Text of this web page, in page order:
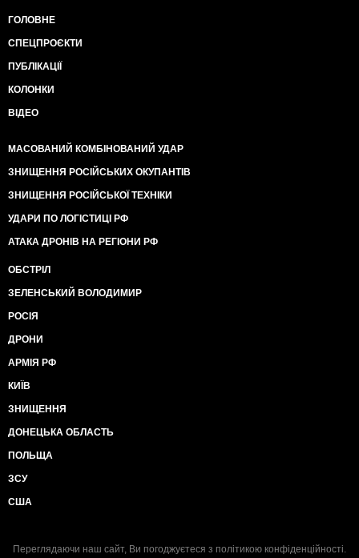
ГОЛОВНЕ
СПЕЦПРОЄКТИ
ПУБЛІКАЦІЇ
КОЛОНКИ
ВІДЕО
МАСОВАНИЙ КОМБІНОВАНИЙ УДАР
ЗНИЩЕННЯ РОСІЙСЬКИХ ОКУПАНТІВ
ЗНИЩЕННЯ РОСІЙСЬКОЇ ТЕХНІКИ
УДАРИ ПО ЛОГІСТИЦІ РФ
АТАКА ДРОНІВ НА РЕГІОНИ РФ
ОБСТРІЛ
ЗЕЛЕНСЬКИЙ ВОЛОДИМИР
РОСІЯ
ДРОНИ
АРМІЯ РФ
КИЇВ
ЗНИЩЕННЯ
ДОНЕЦЬКА ОБЛАСТЬ
ПОЛЬЩА
ЗСУ
США
Переглядаючи наш сайт, Ви погоджуєтеся з політикою конфіденційності.